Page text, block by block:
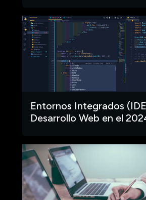
Entornos Integrados
Desarrollo Web en el